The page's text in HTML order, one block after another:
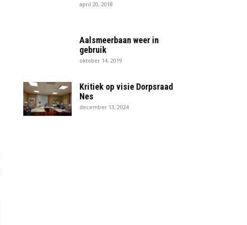
april 20, 2018
Aalsmeerbaan weer in
gebruik
oktober 14, 2019
Kritiek op visie Dorpsraad
Nes
december 13, 2024